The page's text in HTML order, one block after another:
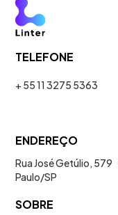
TELEFONE
+ 55 11 3275 5363
ENDEREÇO
Rua José Getúlio, 579
Paulo/SP
SOBRE